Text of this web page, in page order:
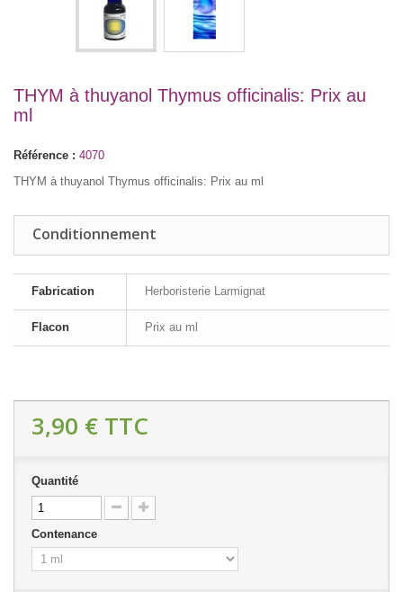
THYM à thuyanol Thymus officinalis: Prix au
ml
Référence : 4070
THYM à thuyanol Thymus officinalis: Prix au ml
Conditionnement
Fabrication Herboristerie Larmignat
Flacon Prix au ml
3,90 € TTC
Quantité
Contenance